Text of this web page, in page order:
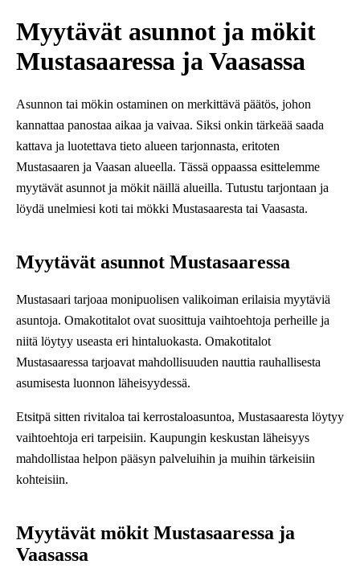
Myytävät asunnot ja mökit
Mustasaaressa ja Vaasassa
Asunnon tai mökin ostaminen on merkittävä päätös, johon
kannattaa panostaa aikaa ja vaivaa. Siksi onkin tärkeää saada
kattava ja luotettava tieto alueen tarjonnasta, eritoten
Mustasaaren ja Vaasan alueella. Tässä oppaassa esittelemme
myytävät asunnot ja mökit näillä alueilla. Tutustu tarjontaan ja
löydä unelmiesi koti tai mökki Mustasaaresta tai Vaasasta.
Myytävät asunnot Mustasaaressa
Mustasaari tarjoaa monipuolisen valikoiman erilaisia myytäviä
asuntoja. Omakotitalot ovat suosittuja vaihtoehtoja perheille ja
niitä löytyy useasta eri hintaluokasta. Omakotitalot
Mustasaaressa tarjoavat mahdollisuuden nauttia rauhallisesta
asumisesta luonnon läheisyydessä.
Etsitpä sitten rivitaloa tai kerrostaloasuntoa, Mustasaaresta löytyy
vaihtoehtoja eri tarpeisiin. Kaupungin keskustan läheisyys
mahdollistaa helpon pääsyn palveluihin ja muihin tärkeisiin
kohteisiin.
Myytävät mökit Mustasaaressa ja
Vaasassa